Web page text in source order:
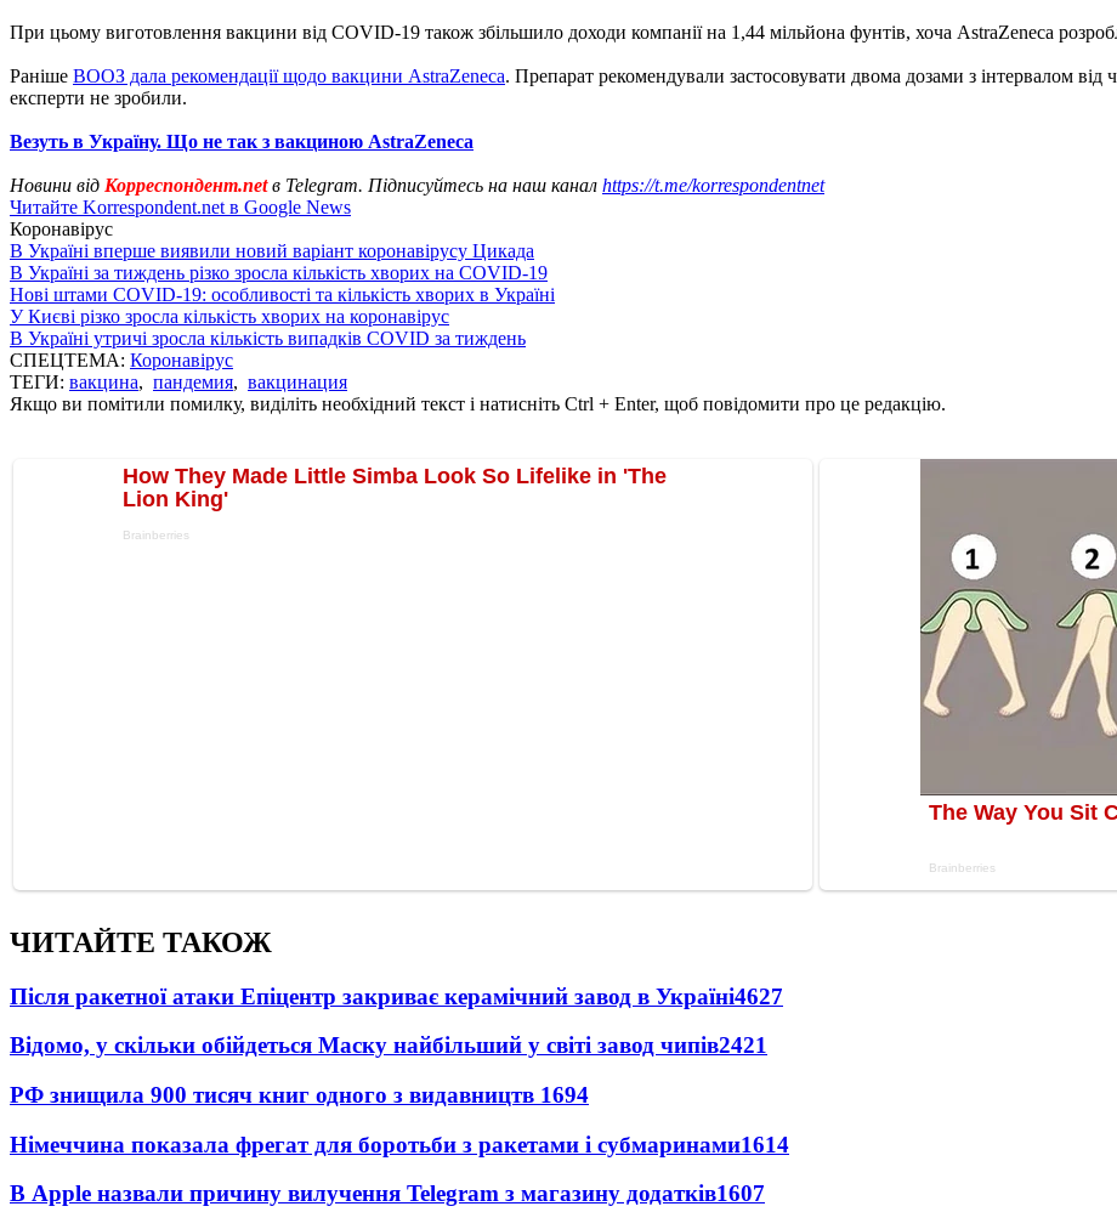
При цьому виготовлення вакцини від COVID-19 також збільшило доходи компанії на 1,44 мільйона фунтів, хоча AstraZeneca
Раніше ВООЗ дала рекомендації щодо вакцини AstraZeneca. Препарат рекомендували застосовувати двома дозами з інтервалом
експерти не зробили.
Везуть в Україну. Що не так з вакциною AstraZeneca
Новини від Корреспондент.netв Telegram. Підписуйтесь на наш канал https://t.me/korrespondentnet
Читайте Korrespondent.net в Google News
Коронавірус
В Україні вперше виявили новий варіант коронавірусу Цикада
В Україні за тиждень різко зросла кількість хворих на COVID-19
Нові штами COVID-19: особливості та кількість хворих в Україні
У Києві різко зросла кількість хворих на коронавірус
В Україні утричі зросла кількість випадків COVID за тиждень
СПЕЦТЕМА: Коронавірус
ТЕГИ: вакцина, пандемия, вакцинация
Якщо ви помітили помилку, виділіть необхідний текст і натисніть Ctrl + Enter, щоб повідомити про це редакцію.
ЧИТАЙТЕ ТАКОЖ
Після ракетної атаки Епіцентр закриває керамічний завод в Україні4627
Відомо, у скільки обійдеться Маску найбільший у світі завод чипів2421
РФ знищила 900 тисяч книг одного з видавництв 1694
Німеччина показала фрегат для боротьби з ракетами і субмаринами1614
В Apple назвали причину вилучення Telegram з магазину додатків1607